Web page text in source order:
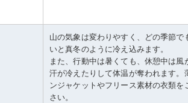
山の気象は変わりやすく、どの季節で
いと真冬のように冷え込みます。
また、行動中は暑くても、休憩中は風
汗が冷えたりして体温が奪われます。
ンジャケットやフリース素材の衣類を
さい。